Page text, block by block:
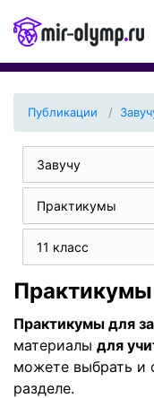
Публикации
Завучу
Практикумы
11 класс
Практикумы
Практикумы для
материалы для
можете выбрать и
разделе.